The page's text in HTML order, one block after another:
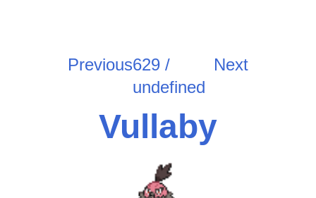
Previous629 /
undefined
Next
Vullaby